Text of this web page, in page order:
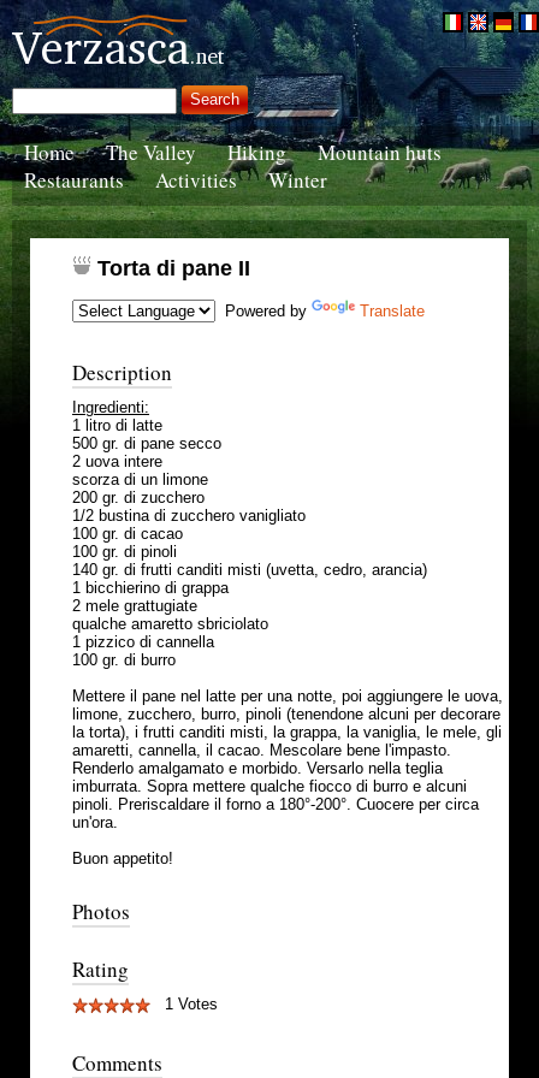
Home The Valley Hiking
Mountain huts
Restaurants
Activities Winter
Torta di pane II
Powered by Translate
Description
Ingredienti:
1 litro di latte
500 gr. di pane secco
2 uova intere
scorza di un limone
200 gr. di zucchero
1/2 bustina di zucchero vanigliato
100 gr. di cacao
100 gr. di pinoli
140 gr. di frutti canditi misti (uvetta, cedro, arancia)
1 bicchierino di grappa
2 mele grattugiate
qualche amaretto sbriciolato
1 pizzico di cannella
100 gr. di burro
Mettere il pane nel latte per una notte, poi aggiungere le uova,
limone, zucchero, burro, pinoli (tenendone alcuni per decorare
la torta), i frutti canditi misti, la grappa, la vaniglia, le mele, gli
amaretti, cannella, il cacao. Mescolare bene l'impasto.
Renderlo amalgamato e morbido. Versarlo nella teglia
imburrata. Sopra mettere qualche fiocco di burro e alcuni
pinoli. Preriscaldare il forno a 180°-200°. Cuocere per circa
un'ora.
Buon appetito!
Photos
Rating
1 Votes
Comments